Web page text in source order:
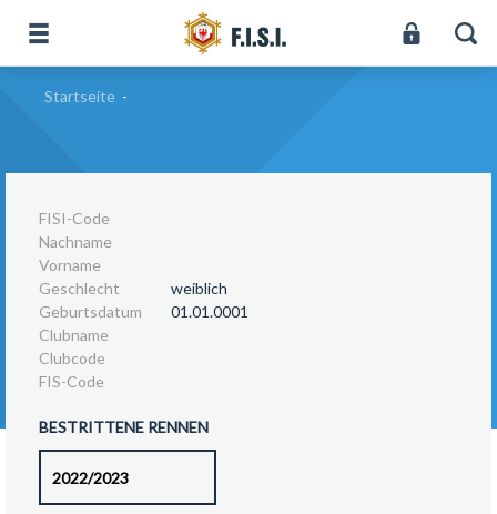
Startseite -
FISI-Code
Nachname
Vorname
Geschlecht
weiblich
Geburtsdatum
01.01.0001
Clubname
Clubcode
FIS-Code
BESTRITTENE RENNEN